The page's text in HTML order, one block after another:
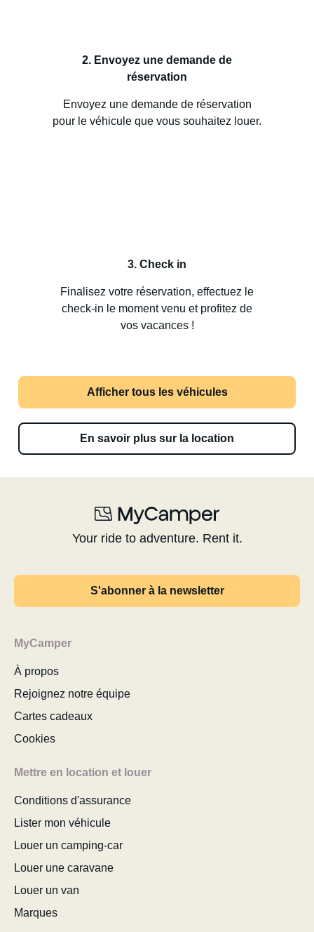
2. Envoyez une demande de
réservation
Envoyez une demande de réservation
pour le véhicule que vous souhaitez louer.
3. Check in
Finalisez votre réservation, effectuez le
check-in le moment venu et profitez de
vos vacances !
Afficher tous les véhicules
En savoir plus sur la location
Your ride to adventure. Rent it.
S'abonner à la newsletter
MyCamper
À propos
Rejoignez notre équipe
Cartes cadeaux
Cookies
Mettre en location et louer
Conditions d'assurance
Lister mon véhicule
Louer un camping-car
Louer une caravane
Louer un van
Marques